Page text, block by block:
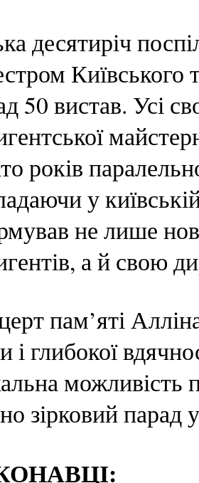
десятиріч
Київського
50 вистав. Усі
років
у
не лише
а й свою
пам’яті
і глибокої
можливість
зірковий парад